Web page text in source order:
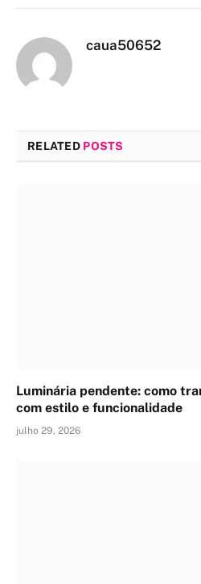
caua50652
RELATED POSTS
Luminária pendente: como
com estilo e funcionalidade
julho 29, 2026